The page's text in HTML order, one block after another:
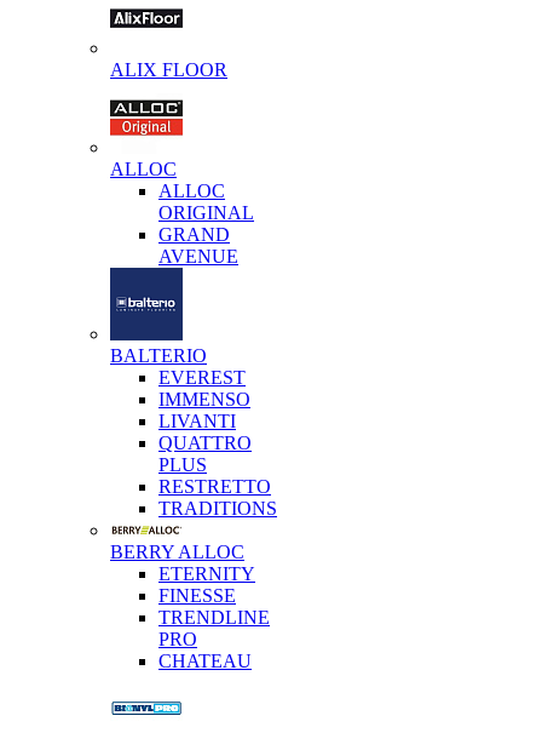
ALIX FLOOR
ALLOC
ALLOC
ORIGINAL
GRAND
AVENUE
BALTERIO
EVEREST
IMMENSO
LIVANTI
QUATTRO
PLUS
RESTRETTO
TRADITIONS
BERRY ALLOC
ETERNITY
FINESSE
TRENDLINE
PRO
CHATEAU